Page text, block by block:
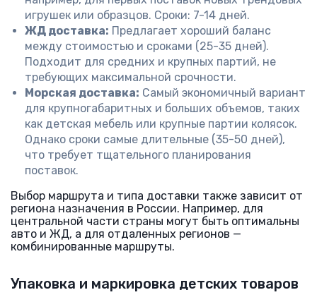
игрушек или образцов. Сроки: 7-14 дней.
ЖД доставка: Предлагает хороший баланс
между стоимостью и сроками (25-35 дней).
Подходит для средних и крупных партий, не
требующих максимальной срочности.
Морская доставка: Самый экономичный вариант
для крупногабаритных и больших объемов, таких
как детская мебель или крупные партии колясок.
Однако сроки самые длительные (35-50 дней),
что требует тщательного планирования
поставок.
Выбор маршрута и типа доставки также зависит от
региона назначения в России. Например, для
центральной части страны могут быть оптимальны
авто и ЖД, а для отдаленных регионов —
комбинированные маршруты.
Упаковка и маркировка детских товаров